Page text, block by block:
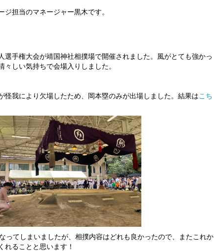
ジ担当のマネージャー黒木です。
選手権大会が靖国神社相撲場で開催されました。風がとても強かっ
々しい気持ちで会場入りしました。
怪我により欠場したため、岡本塁のみが出場しました。結果はこち
ってしまいましたが、相撲内容はどれも良かったので、またこれか
れることと思います！